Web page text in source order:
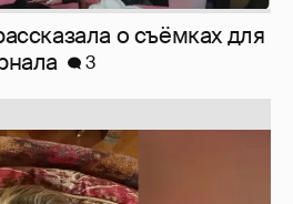
селфи без